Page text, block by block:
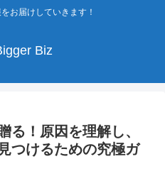
お届けしていきます！
Biz
る！原因を理解し、
つけるための究極ガ